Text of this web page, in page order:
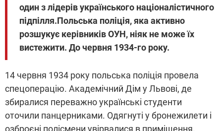
один з лідерів українського націоналістичного
підпілля.Польська поліція, яка активно
розшукує керівників ОУН, ніяк не може їх
вистежити. До червня 1934-го року.
14 червня 1934 року польська поліція провела
спецоперацію. Академічний Дім у Львові, де
збиралися переважно українські студенти
оточили панцерниками. Одягнуті у бронежилети і
озброєні полісмени увірвалися в приміщення.